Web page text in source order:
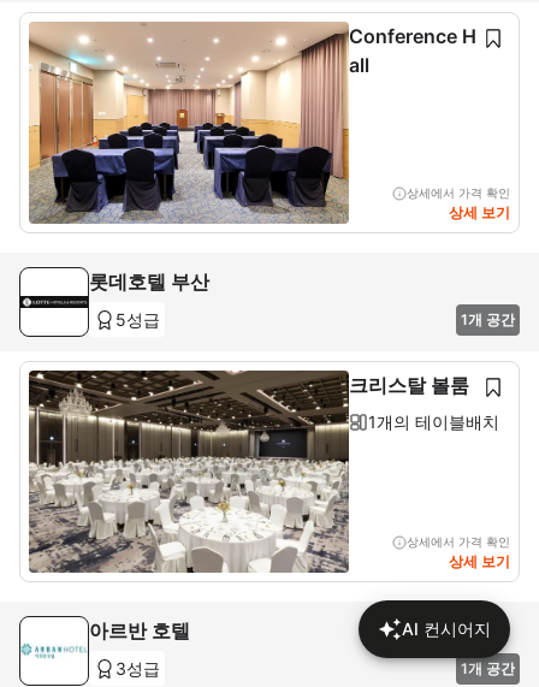
Conference H
all
상세에서 가격 확인
상세 보기
롯데호텔 부산
5성급 1개 공간
크리스탈 볼룸
1개의 테이블배치
상세에서 가격 확인
상세 보기
아르반 호텔
3성급 1개 공간
AI 컨시어지